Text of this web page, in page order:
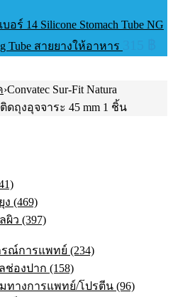
ร์ 14 Silicone Stomach Tube NG
Tube สายยางให้อาหาร
›Convatec Sur-Fit Natura
ดถุงอุจจาระ 45 mm 1 ชิ้น
(469)
ว (397)
รณ์การแพทย์ (234)
องปาก (158)
มทางการแพทย์/โปรตีน (96)